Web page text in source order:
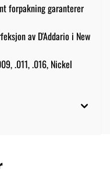
forpakning garanterer
av D'Addario i New
.011, .016, Nickel